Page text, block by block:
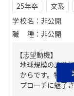
25年卒 文系
学校名 ： 非公開
職種 ： 非公開
【志望動機】
地球規模の課題
からです。特に
プローチに魅了